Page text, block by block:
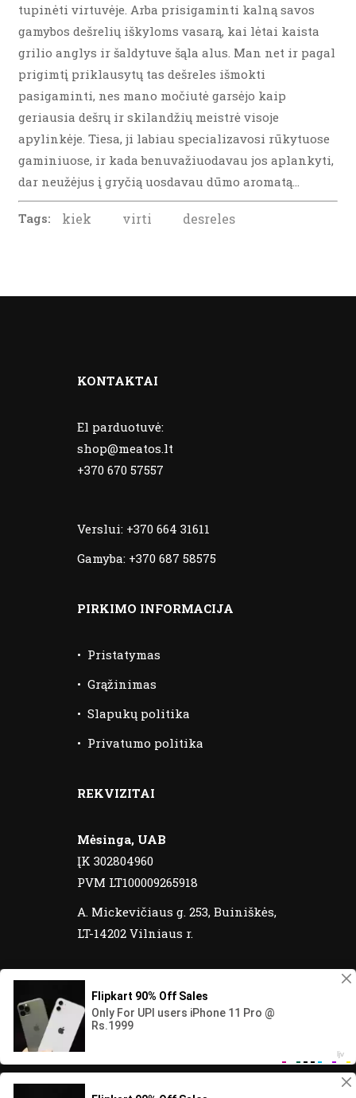
tupinėti virtuvėje. Arba prisigaminti kalną savos
gamybos dešrelių iškyloms vasarą, kai lėtai kaista
grilio anglys ir šaldytuve šąla alus. Man net ir pagal
prigimtį priklausytų tas dešreles išmokti
pasigaminti, nes mano močiutė garsėjo kaip
geriausia dešrų ir skilandžių meistrė visoje
apylinkėje. Tiesa, ji labiau specializavosi rūkytuose
gaminiuose, ir kada benuvažiuodavau jos aplankyti,
dar neužėjus į gryčią uosdavau dūmo aromatą…
Tags: kiek virti desreles
KONTAKTAI
El parduotuvė:
shop@meatos.lt
+370 670 57557
Verslui: +370 664 31611
Gamyba: +370 687 58575
PIRKIMO INFORMACIJA
• Pristatymas
• Grąžinimas
• Slapukų politika
• Privatumo politika
REKVIZITAI
Mėsinga, UAB
ĮK 302804960
PVM LT100009265918
A. Mickevičiaus g. 253, Buiniškės,
LT-14202 Vilniaus r.